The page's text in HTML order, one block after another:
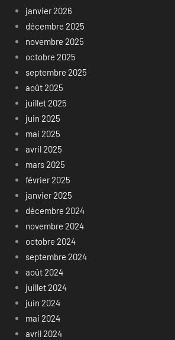
janvier 2026
décembre 2025
novembre 2025
octobre 2025
septembre 2025
août 2025
juillet 2025
juin 2025
mai 2025
avril 2025
mars 2025
février 2025
janvier 2025
décembre 2024
novembre 2024
octobre 2024
septembre 2024
août 2024
juillet 2024
juin 2024
mai 2024
avril 2024